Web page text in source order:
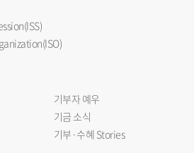
기부자 예우
기금 소식
기부·수혜 Stories